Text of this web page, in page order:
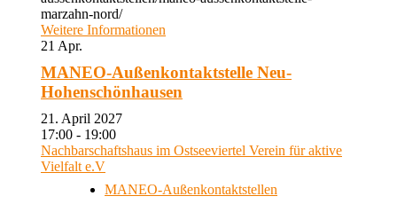
marzahn-nord/
Weitere Informationen
21 Apr.
MANEO-Außenkontaktstelle Neu-
Hohenschönhausen
21. April 2027
17:00 - 19:00
Nachbarschaftshaus im Ostseeviertel Verein für aktive
Vielfalt e.V
MANEO-Außenkontaktstellen